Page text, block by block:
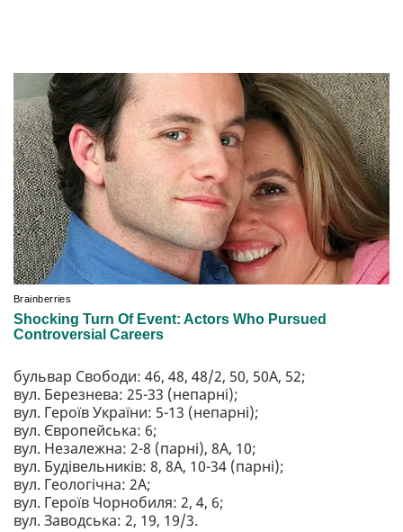
бульвар Свободи: 46, 48, 48/2, 50, 50А, 52;
вул. Березнева: 25-33 (непарні);
вул. Героїв України: 5-13 (непарні);
вул. Європейська: 6;
вул. Незалежна: 2-8 (парні), 8А, 10;
вул. Будівельників: 8, 8А, 10-34 (парні);
вул. Геологічна: 2А;
вул. Героїв Чорнобиля: 2, 4, 6;
вул. Заводська: 2, 19, 19/3.